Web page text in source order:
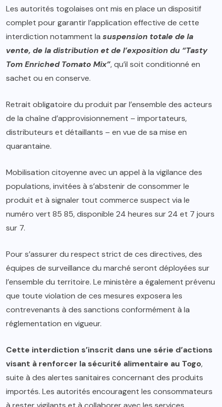
Les autorités togolaises ont mis en place un dispositif
complet pour garantir l’application effective de cette
interdiction notamment la suspension totale de la
vente, de la distribution et de l’exposition du “Tasty
Tom Enriched Tomato Mix”, qu’il soit conditionné en
sachet ou en conserve.
Retrait obligatoire du produit par l’ensemble des acteurs
de la chaîne d’approvisionnement – importateurs,
distributeurs et détaillants – en vue de sa mise en
quarantaine.
Mobilisation citoyenne avec un appel à la vigilance des
populations, invitées à s’abstenir de consommer le
produit et à signaler tout commerce suspect via le
numéro vert 85 85, disponible 24 heures sur 24 et 7 jours
sur 7.
Pour s’assurer du respect strict de ces directives, des
équipes de surveillance du marché seront déployées sur
l’ensemble du territoire. Le ministère a également prévenu
que toute violation de ces mesures exposera les
contrevenants à des sanctions conformément à la
réglementation en vigueur.
Cette interdiction s’inscrit dans une série d’actions
visant à renforcer la sécurité alimentaire au Togo,
suite à des alertes sanitaires concernant des produits
importés. Les autorités encouragent les consommateurs